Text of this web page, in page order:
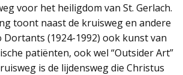
voor het heiligdom van St. Gerlach.
toont naast de kruisweg en andere
Dortants (1924-1992) ook kunst van
patiënten, ook wel “Outsider Art”
is de lijdensweg die Christus